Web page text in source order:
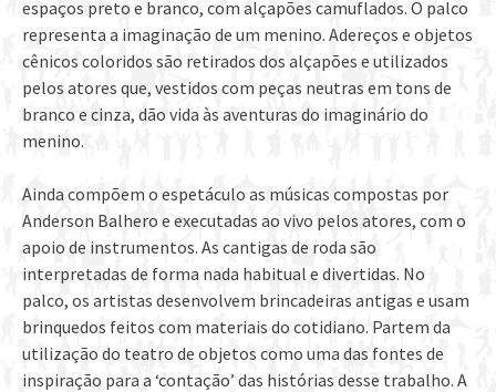
espaços preto e branco, com alçapões camuflados. O palco
representa a imaginação de um menino. Adereços e objetos
cênicos coloridos são retirados dos alçapões e utilizados
pelos atores que, vestidos com peças neutras em tons de
branco e cinza, dão vida às aventuras do imaginário do
menino.
Ainda compõem o espetáculo as músicas compostas por
Anderson Balhero e executadas ao vivo pelos atores, com o
apoio de instrumentos. As cantigas de roda são
interpretadas de forma nada habitual e divertidas. No
palco, os artistas desenvolvem brincadeiras antigas e usam
brinquedos feitos com materiais do cotidiano. Partem da
utilização do teatro de objetos como uma das fontes de
inspiração para a ‘contação’ das histórias desse trabalho. A